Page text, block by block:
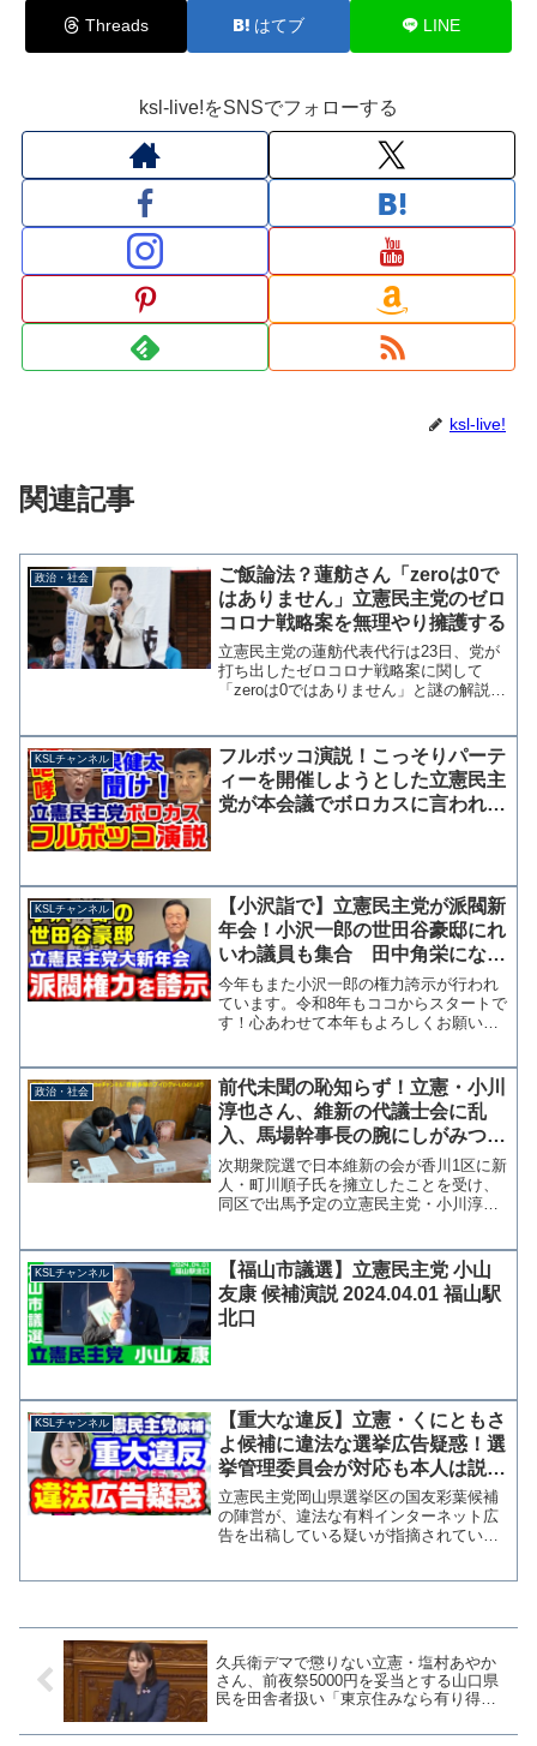
Threads はてブ LINE
ksl-live!をSNSでフォローする
ksl-live!
関連記事
政治・社会
ご飯論法？蓮舫さん「zeroは0で
はありません」立憲民主党のゼロ
コロナ戦略案を無理やり擁護する
立憲民主党の蓮舫代表代行は23日、党が
打ち出したゼロコロナ戦略案に関して
「zeroは0ではありません」と謎の解説を
ら、ゼロコロナとは風邪を撲滅するとい
う無理な課題であ...
KSLチャンネル
フルボッコ演説！こっそりパーテ
ィーを開催しようとした立憲民主
党が本会議でボロカスに言われる
KSLチャンネル
【小沢詣で】立憲民主党が派閥新
年会！小沢一郎の世田谷豪邸にれ
いわ議員も集合 田中角栄になり
損ねた男【KSLチャンネル】
今年もまた小沢一郎の権力誇示が行われ
ています。令和8年もココからスタートで
す！心あわせて本年もよろしくお願いい
January ...
政治・社会
前代未聞の恥知らず！立憲・小川
淳也さん、維新の代議士会に乱
入、馬場幹事長の腕にしがみつき
「どうか候補者の一本化を
（泣）」
次期衆院選で日本維新の会が香川1区に新
人・町川順子氏を擁立したことを受け、
同区で出馬予定の立憲民主党・小川淳也
いる。参考：立憲・小川淳也さん、臆面
もなく維新に香川1区候...
KSLチャンネル
【福山市議選】立憲民主党 小山
友康 候補演説 2024.04.01 福山駅
北口
KSLチャンネル
【重大な違反】立憲・くにともさ
よ候補に違法な選挙広告疑惑！選
挙管理委員会が対応も本人は説明
責任果たさず選挙活動継続【KSL
チャンネル】
立憲民主党岡山県選挙区の国友彩葉候補
の陣営が、違法な有料インターネット広
告を出稿している疑いが指摘されていま
久兵衛デマで懲りない立憲・塩村あやか
さん、前夜祭5000円を妥当とする山口県
民を田舎者扱い「東京住みなら有り得な
わせたのかも」